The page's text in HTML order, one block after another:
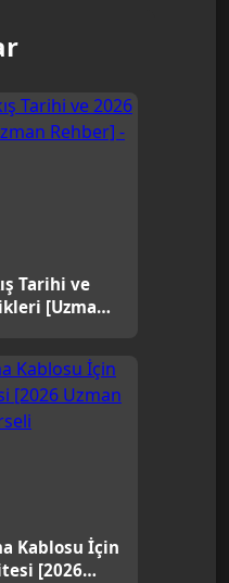
Tarihi ve
[Uzman
Kablosu İçin
[2026